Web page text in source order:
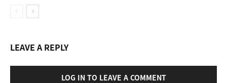
LEAVE A REPLY
LOG IN TO LEAVE A COMMENT